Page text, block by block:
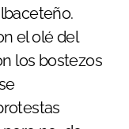
el olé del
los bostezos